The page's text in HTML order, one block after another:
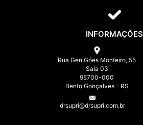
INFORMAÇÕES
Rua Gen Góes Monteiro, 55
Sala 03
95700-000
Bento Gonçalves - RS
drsupri@drsupri.com.br